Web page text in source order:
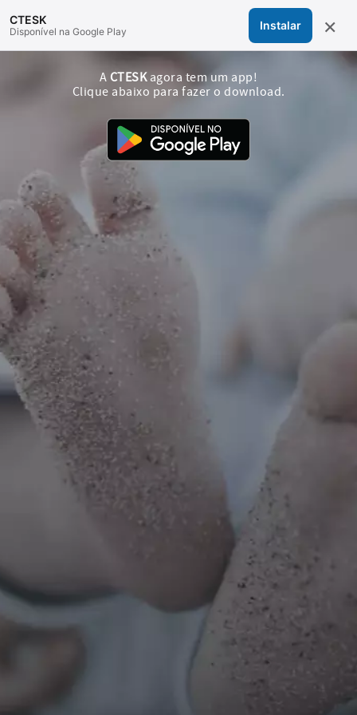
CTESK
Disponível na Google Play Instalar ×
A CTESKagora tem um app!
Clique abaixo para fazer o download.